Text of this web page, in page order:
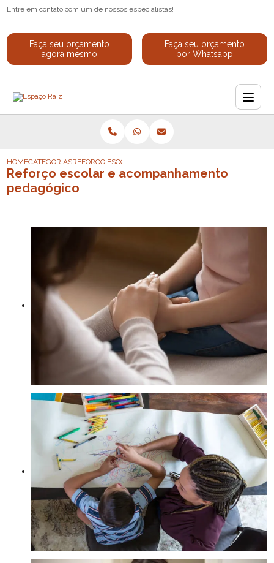
Entre em contato com um de nossos especialistas!
Faça seu orçamento
agora mesmo
Faça seu orçamento
por Whatsapp
HOMECATEGORIASREFORÇO ESCOLAR E ACOMPANHAMENTO PEDAGÓGICO
Reforço escolar e acompanhamento
pedagógico